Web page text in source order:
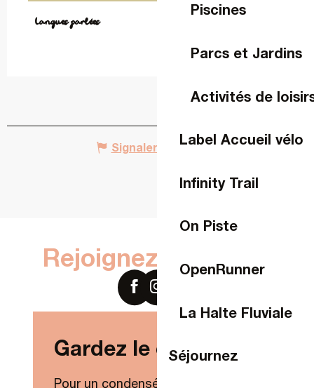
Piscines
Parcs et Jardins
Activités de
Label Accueil vélo
Infinity Trail
On Piste
OpenRunner
La Halte Fluviale
Séjournez
Langues parlées
Langues parlées
Signaler une erreur
Rejoignez-nous sur
Gardez le contact !
Pour un condensé de nouveautés,